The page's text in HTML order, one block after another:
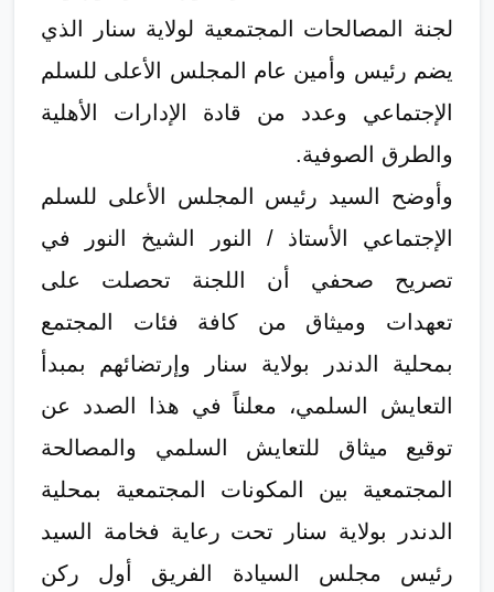
لجنة المصالحات المجتمعية لولاية سنار الذي
يضم رئيس وأمين عام المجلس الأعلى للسلم
الإجتماعي وعدد من قادة الإدارات الأهلية
والطرق الصوفية.
وأوضح السيد رئيس المجلس الأعلى للسلم
الإجتماعي الأستاذ / النور الشيخ النور في
تصريح صحفي أن اللجنة تحصلت على
تعهدات وميثاق من كافة فئات المجتمع
بمحلية الدندر بولاية سنار وإرتضائهم بمبدأ
التعايش السلمي، معلناً في هذا الصدد عن
توقيع ميثاق للتعايش السلمي والمصالحة
المجتمعية بين المكونات المجتمعية بمحلية
الدندر بولاية سنار تحت رعاية فخامة السيد
رئيس مجلس السيادة الفريق أول ركن